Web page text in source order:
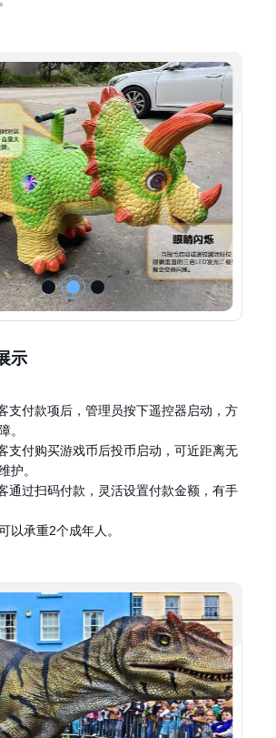
示
支付款项后，管理员按下遥控器启动，方
。
支付购买游戏币后投币启动，可近距离无
护。
通过扫码付款，灵活设置付款金额，有手
以承重2个成年人。